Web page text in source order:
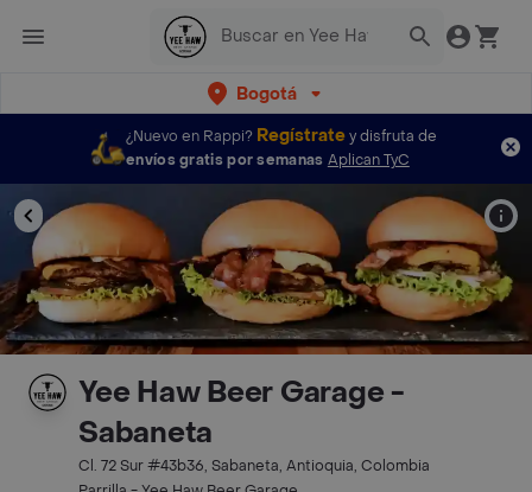
Bogotá
¿Nuevo en Rappi? Regístratey disfruta de
envíos gratis por semanas Aplican TyC
Yee Haw Beer Garage -
Sabaneta
Cl. 72 Sur #43b36, Sabaneta, Antioquia, Colombia